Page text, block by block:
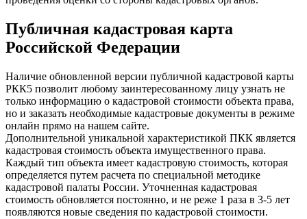
Публичная кадастровая карта
Российской Федерации
Наличие обновленной версии публичной кадастровой карты
РКК5 позволит любому заинтересованному лицу узнать не
только информацию о кадастровой стоимости объекта права,
но и заказать необходимые кадастровые документы в режиме
онлайн прямо на нашем сайте.
Дополнительной уникальной характеристикой ПКК является
кадастровая стоимость объекта имущественного права.
Каждый тип объекта имеет кадастровую стоимость, которая
определяется путем расчета по специальной методике
кадастровой палаты России. Уточненная кадастровая
стоимость обновляется постоянно, и не реже 1 раза в 3-5 лет
появляются новые сведения по кадастровой стоимости.